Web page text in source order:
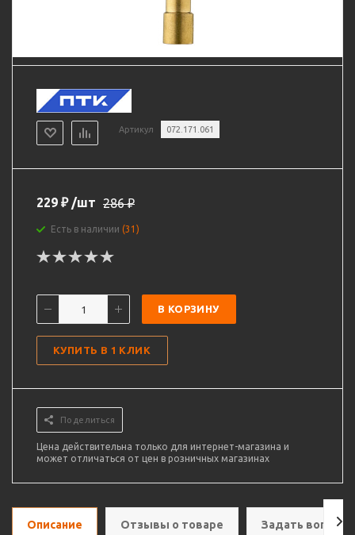
Артикул 072.171.061
229 ₽ /шт 286₽
Есть в наличии (31)
В КОРЗИНУ
КУПИТЬ В 1 КЛИК
Поделиться
Цена действительна только для интернет-магазина и
может отличаться от цен в розничных магазинах
Описание Отзывы о товаре Задать вопрос